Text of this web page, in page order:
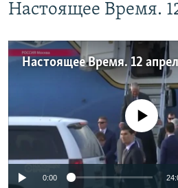
Настоящее Время.
Настоящее Время. 12
No media source
0:00